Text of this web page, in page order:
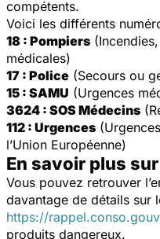
compétents.
Voici les différents
18 : Pompiers
médicales)
17 : Police (Secours ou
15 : SAMU (Urgences
3624 : SOS Médecins
112 : Urgences
l’Union Européenne)
En savoir plus
Vous pouvez retrouver
davantage de détails sur
https://
produits dangereux.